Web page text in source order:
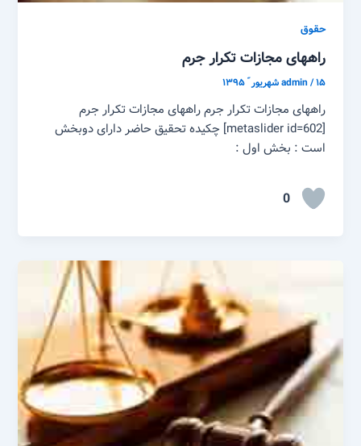
حقوق
راههای مجازات تکرار جرم
admin/۱۵ شهریور ّ ۱۳۹۵
راههای مجازات تکرار جرم راههای مجازات تکرار جرم
[metaslider id=602] چکیده تحقیق حاضر دارای دوبخش
است : بخش اول :
0